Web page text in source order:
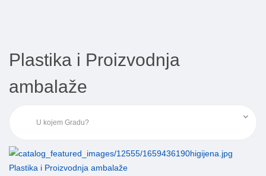
Plastika i Proizvodnja
ambalaže
Plastika i Proizvodnja ambalaže